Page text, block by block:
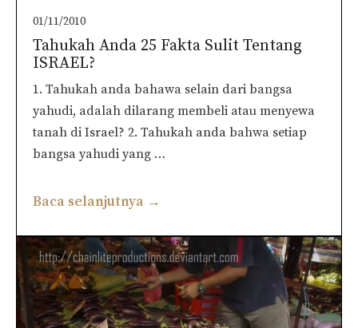
01/11/2010
Tahukah Anda 25 Fakta Sulit Tentang
ISRAEL?
1. Tahukah anda bahawa selain dari bangsa
yahudi, adalah dilarang membeli atau menyewa
tanah di Israel? 2. Tahukah anda bahwa setiap
bangsa yahudi yang …
Baca selanjutnya →